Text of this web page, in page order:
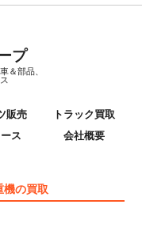
プ
＆部品、
販売
トラック買取
ス 会社概要
機の買取